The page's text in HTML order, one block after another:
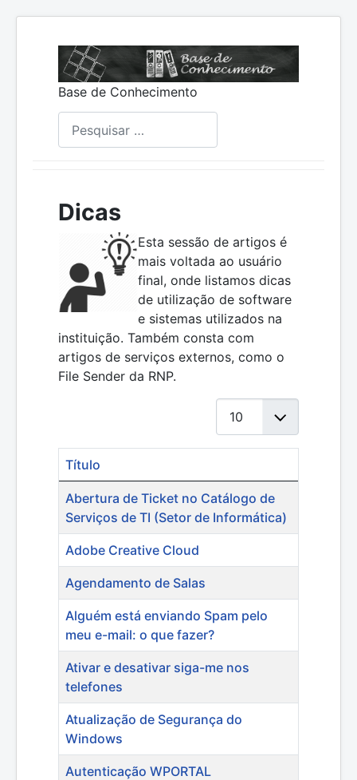
Base de Conhecimento
Dicas
Esta sessão de artigos é
mais voltada ao usuário
final, onde listamos dicas
de utilização de software
e sistemas utilizados na
instituição. Também consta com
artigos de serviços externos, como o
File Sender da RNP.
Artigos
Título
Abertura de Ticket no Catálogo de
Serviços de TI (Setor de Informática)
Adobe Creative Cloud
Agendamento de Salas
Alguém está enviando Spam pelo
meu e-mail: o que fazer?
Ativar e desativar siga-me nos
telefones
Atualização de Segurança do
Windows
Autenticação WPORTAL